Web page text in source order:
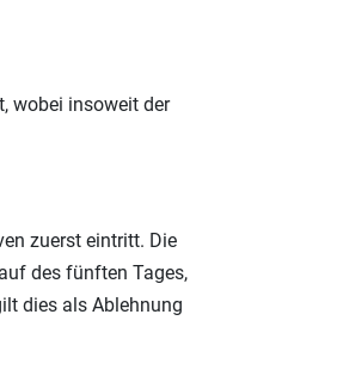
wobei insoweit der
zuerst eintritt. Die
des fünften Tages,
dies als Ablehnung